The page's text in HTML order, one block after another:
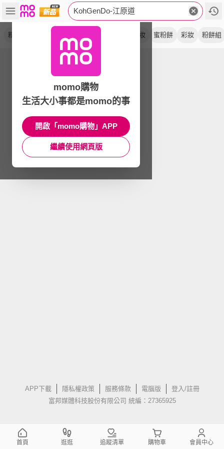
KohGenDo-江原道
粉底液 定妝 蜜粉餅 彩妝 粉餅組
APP下載 隱私權政策 服務條款 電腦版
登入/註冊
富邦媒體科技股份有限公司 統編：27365925
momo購物
生活大小事都是momo的事
開啟「momo購物」APP
繼續使用網頁版
首頁 逛逛 追蹤清單 購物車 會員中心